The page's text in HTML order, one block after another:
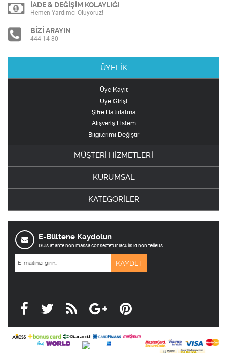
İADE & DEĞİŞİM KOLAYLIĞI
Hemen Yardımcı Oluyoruz!
BİZİ ARAYIN
444 14 80
ÜYELİK
Üye Kayıt
Üye Girişi
Şifre Hatırlatma
Alışveriş Listem
Bilgilerimi Değiştir
MÜŞTERİ HİZMETLERİ
KURUMSAL
KATEGORİLER
E-Bültene Kaydolun
DUis at ante non massa consectetur iaculis id non telleus